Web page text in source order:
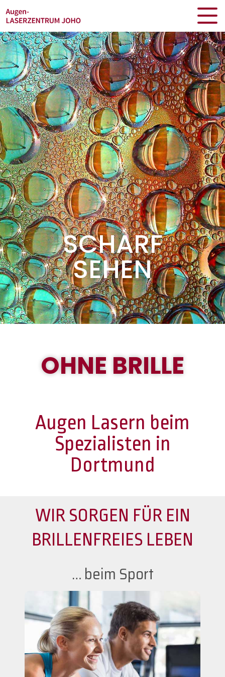
SCHARF
SEHEN
OHNE BRILLE
Augen Lasern beim
Spezialisten in
Dortmund
WIR SORGEN FÜR EIN
BRILLENFREIES LEBEN
… beim Sport